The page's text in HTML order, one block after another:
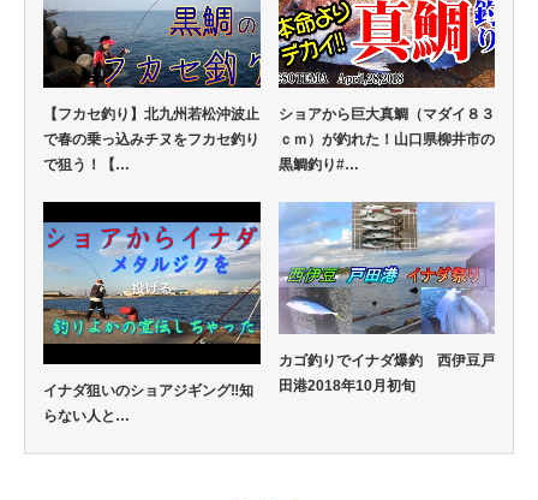
【フカセ釣り】北九州若松沖波止
で春の乗っ込みチヌをフカセ釣り
で狙う！【…
ショアから巨大真鯛（マダイ８３
ｃｍ）が釣れた！山口県柳井市の
黒鯛釣り#…
イナダ狙いのショアジギング‼️知
らない人と…
カゴ釣りでイナダ爆釣 西伊豆戸
田港2018年10月初旬